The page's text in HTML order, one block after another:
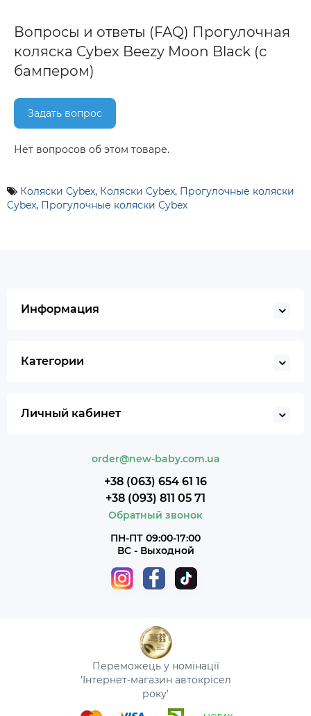
Вопросы и ответы (FAQ) Прогулочная
коляска Cybex Beezy Moon Black (с
бампером)
Задать вопрос
Нет вопросов об этом товаре.
Коляски Cybex, Коляски Cybex, Прогулочные коляски
Cybex, Прогулочные коляски Cybex
Информация
Категории
Личный кабинет
order@new-baby.com.ua
+38 (063) 654 61 16
+38 (093) 811 05 71
Обратный звонок
ПН-ПТ 09:00-17:00
ВС - Выходной
Переможець у номінації
'Інтернет-магазин автокрісел
року'